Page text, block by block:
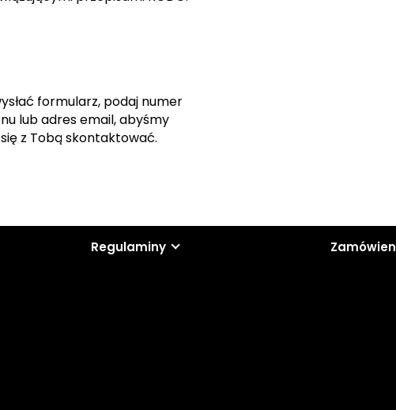
formularz, podaj numer
lub adres email, abyśmy
z Tobą skontaktować.
Regulaminy